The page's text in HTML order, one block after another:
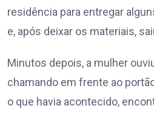
residência para entregar
e, após deixar os materiais,
Minutos depois, a mulher
chamando em frente ao
o que havia acontecido,